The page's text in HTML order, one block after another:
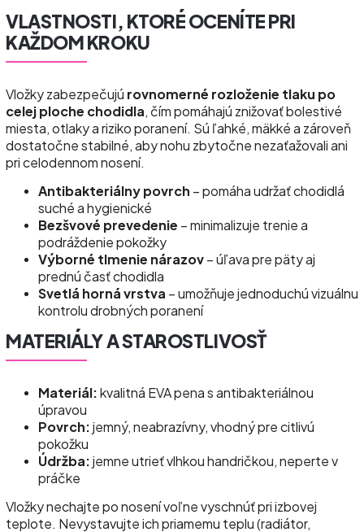
VLASTNOSTI, KTORÉ OCENÍTE PRI
KAŽDOM KROKU
Vložky zabezpečujú rovnomerné rozloženie tlaku po
celej ploche chodidla, čím pomáhajú znižovať bolestivé
miesta, otlaky a riziko poranení. Sú ľahké, mäkké a zároveň
dostatočne stabilné, aby nohu zbytočne nezaťažovali ani
pri celodennom nosení.
Antibakteriálny povrch – pomáha udržať chodidlá
suché a hygienické
Bezšvové prevedenie – minimalizuje trenie a
podráždenie pokožky
Výborné tlmenie nárazov– úľava pre päty aj
prednú časť chodidla
Svetlá horná vrstva – umožňuje jednoduchú vizuálnu
kontrolu drobných poranení
MATERIÁLY A STAROSTLIVOSŤ
Materiál:kvalitná EVA pena s antibakteriálnou
úpravou
Povrch:jemný, neabrazívny, vhodný pre citlivú
pokožku
Údržba:jemne utrieť vlhkou handričkou, neperte v
práčke
Vložky nechajte po nosení voľne vyschnúť pri izbovej
teplote. Nevystavujte ich priamemu teplu (radiátor,